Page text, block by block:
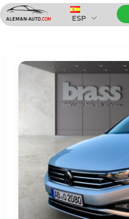
Coches de Alemania
Importación de Coches de Alemania
ESP